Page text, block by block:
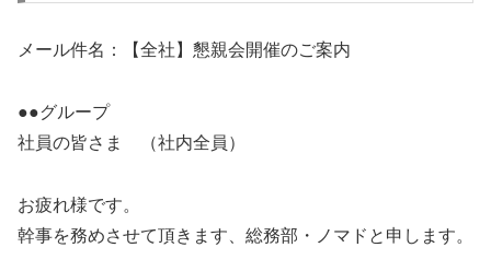
メール件名：【全社】懇親会開催のご案内
●●グループ
社員の皆さま （社内全員）
お疲れ様です。
幹事を務めさせて頂きます、総務部・ノマドと申します。